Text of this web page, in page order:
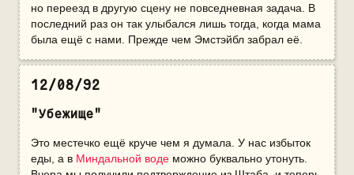
но переезд в другую сцену не повседневная задача. В
последний раз он так улыбался лишь тогда, когда мама
была ещё с нами. Прежде чем Эмстэйбл забрал её.
12/08/92
"Убежище"
Это местечко ещё круче чем я думала. У нас избыток
еды, а в Миндальной водеможно буквально утонуть.